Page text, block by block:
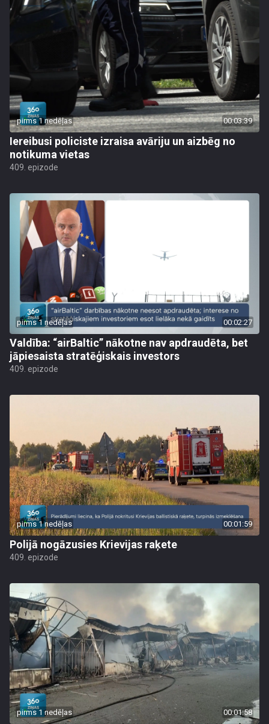
pirms 1 nedēļas 00:03:39
Iereibusi policiste izraisa avāriju un aizbēg no
notikuma vietas
409. epizode
pirms 1 nedēļas 00:02:27
Valdība: “airBaltic” nākotne nav apdraudēta, bet
jāpiesaista stratēģiskais investors
409. epizode
pirms 1 nedēļas 00:01:59
Polijā nogāzusies Krievijas raķete
409. epizode
pirms 1 nedēļas 00:01:58